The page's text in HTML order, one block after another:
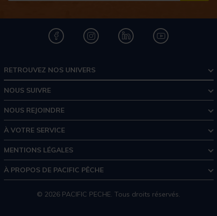
RETROUVEZ NOS UNIVERS
NOUS SUIVRE
NOUS REJOINDRE
À VOTRE SERVICE
MENTIONS LÉGALES
À PROPOS DE PACIFIC PÊCHE
© 2026 PACIFIC PECHE. Tous droits réservés.